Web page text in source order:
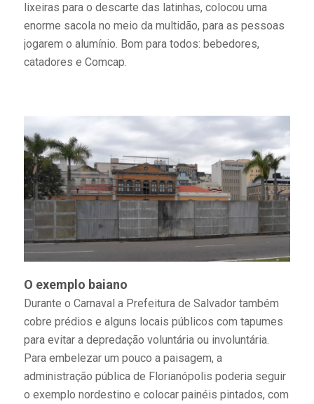
lixeiras para o descarte das latinhas, colocou uma
enorme sacola no meio da multidão, para as pessoas
jogarem o alumínio. Bom para todos: bebedores,
catadores e Comcap.
O exemplo baiano
Durante o Carnaval a Prefeitura de Salvador também
cobre prédios e alguns locais públicos com tapumes
para evitar a depredação voluntária ou involuntária.
Para embelezar um pouco a paisagem, a
administração pública de Florianópolis poderia seguir
o exemplo nordestino e colocar painéis pintados, com